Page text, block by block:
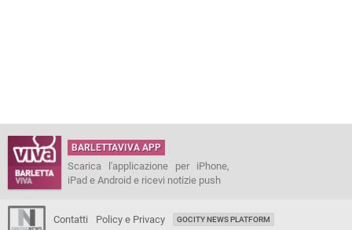
BARLETTAVIVA APP
Scarica l'applicazione per iPhone,
iPad e Android e ricevi notizie push
Contatti Policy e Privacy GOCITY NEWS PLATFORM